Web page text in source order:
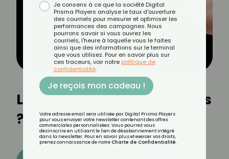
Les Twix sont-ils caloriques
?
Je consens à ce que la société Digital
Prisma Players analyse le taux d'ouverture
des courriels pour mesurer et optimiser les
performances des campagnes. Nous
pourrons savoir si vous ouvrez les
courriels, l'heure à laquelle vous le faites
ainsi que des informations sur le terminal
que vous utilisez. Pour en savoir plus sur
ces traceurs, voir notre politique de
confidentialité.
Je reçois mon cadeau !
Votre adresse email sera utilisée par Digital Prisma Players
pour vous envoyer votre newsletter contenant des offres
commerciales personnalisées. Vous pourrez vous
désinscrire en utilisant le lien de désabonnement intégré
dans la newsletter. Pour en savoir plus et exercer vos droits,
prenez connaissance de notre Charte de Confidentialité.